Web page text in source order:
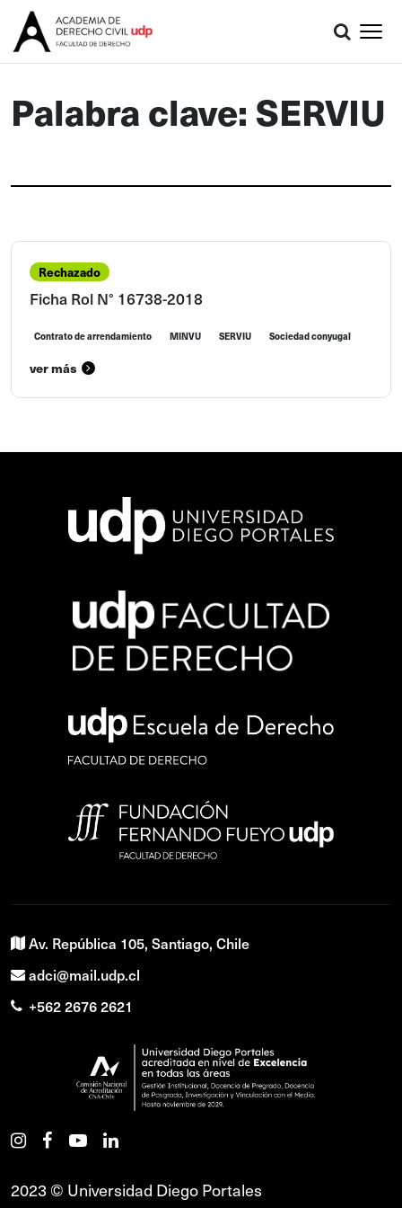
Palabra clave: SERVIU
Rechazado
Ficha Rol N° 16738-2018
Contrato de arrendamiento MINVU SERVIU Sociedad conyugal
ver más
Av. República 105, Santiago, Chile
adci@mail.udp.cl
+562 2676 2621
2023 © Universidad Diego Portales